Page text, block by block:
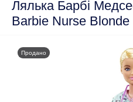
Лялька Барбі
Barbie Nurse Blonde
Продано